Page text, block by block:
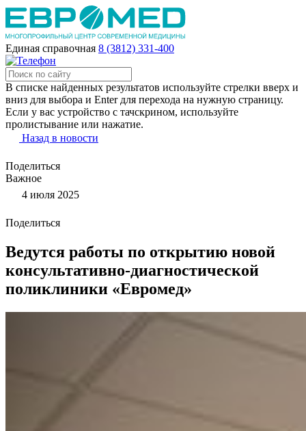
Единая справочная 8 (3812) 331-400
В списке найденных результатов используйте стрелки вверх и
вниз для выбора и Enter для перехода на нужную страницу.
Если у вас устройство с тачскрином, используйте
пролистывание или нажатие.
Назад в новости
Поделиться
Важное
4 июля 2025
Поделиться
Ведутся работы по открытию новой
консультативно-диагностической
поликлиники «Евромед»